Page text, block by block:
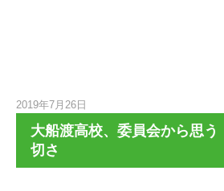
2019年7月26日
大船渡高校、委員会から思う
切さ